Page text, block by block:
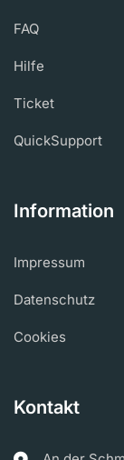
FAQ
Hilfe
Ticket
QuickSupport
Information
Impressum
Datenschutz
Cookies
Kontakt